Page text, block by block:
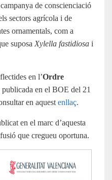
de conscienciació
sectors agrícola i de
ornamentals, com a
suposa Xylella fastidiosa i
en l’Ordre
publicada en el BOE del 21
en aquest enllaç.
en el marc d’aquesta
que cregueu oportuna.